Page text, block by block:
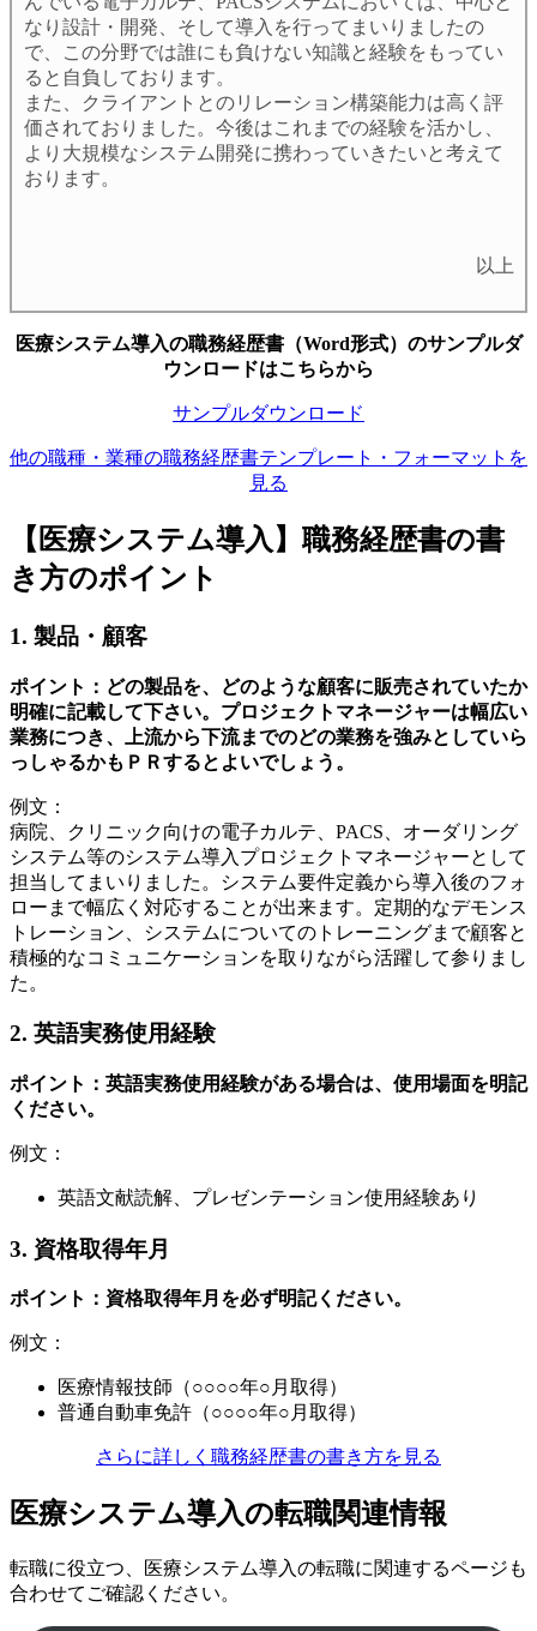
なり設計・開発、そして導入を行ってまいりましたの
で、この分野では誰にも負けない知識と経験をもってい
ると自負しております。
また、クライアントとのリレーション構築能力は高く評
価されておりました。今後はこれまでの経験を活かし、
より大規模なシステム開発に携わっていきたいと考えて
おります。
以上
医療システム導入の職務経歴書（Word形式）のサンプルダ
ウンロードはこちらから
サンプルダウンロード
他の職種・業種の職務経歴書テンプレート・フォーマットを
見る
【医療システム導入】職務経歴書の書
き方のポイント
1. 製品・顧客
ポイント：どの製品を、どのような顧客に販売されていたか
明確に記載して下さい。プロジェクトマネージャーは幅広い
業務につき、上流から下流までのどの業務を強みとしていら
っしゃるかもＰＲするとよいでしょう。
例文：
病院、クリニック向けの電子カルテ、PACS、オーダリング
システム等のシステム導入プロジェクトマネージャーとして
担当してまいりました。システム要件定義から導入後のフォ
ローまで幅広く対応することが出来ます。定期的なデモンス
トレーション、システムについてのトレーニングまで顧客と
積極的なコミュニケーションを取りながら活躍して参りまし
た。
2. 英語実務使用経験
ポイント：英語実務使用経験がある場合は、使用場面を明記
ください。
例文：
英語文献読解、プレゼンテーション使用経験あり
3. 資格取得年月
ポイント：資格取得年月を必ず明記ください。
例文：
医療情報技師（○○○○年○月取得）
普通自動車免許（○○○○年○月取得）
さらに詳しく職務経歴書の書き方を見る
医療システム導入の転職関連情報
転職に役立つ、医療システム導入の転職に関連するページも
合わせてご確認ください。